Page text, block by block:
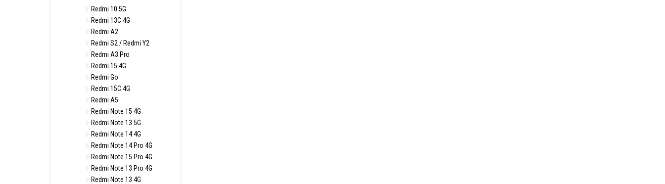
Redmi 10 5G
Redmi 13C 4G
Redmi A2
Redmi S2 / Redmi Y2
Redmi A3 Pro
Redmi 15 4G
Redmi Go
Redmi 15C 4G
Redmi A5
Redmi Note 15 4G
Redmi Note 13 5G
Redmi Note 14 4G
Redmi Note 14 Pro 4G
Redmi Note 15 Pro 4G
Redmi Note 13 Pro 4G
Redmi Note 13 4G